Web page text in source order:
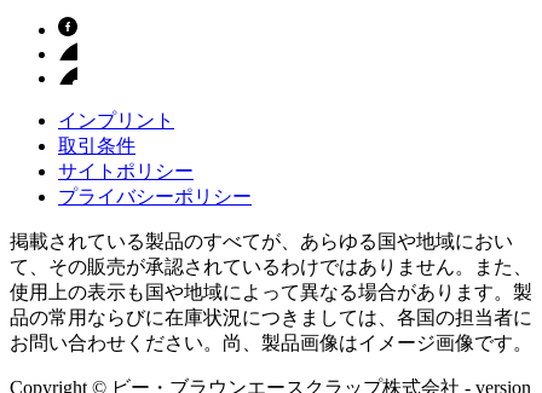
インプリント
取引条件
サイトポリシー
プライバシーポリシー
掲載されている製品のすべてが、あらゆる国や地域におい
て、その販売が承認されているわけではありません。また、
使用上の表示も国や地域によって異なる場合があります。製
品の常用ならびに在庫状況につきましては、各国の担当者に
お問い合わせください。尚、製品画像はイメージ画像です。
Copyright © ビー・ブラウンエースクラップ株式会社 - version